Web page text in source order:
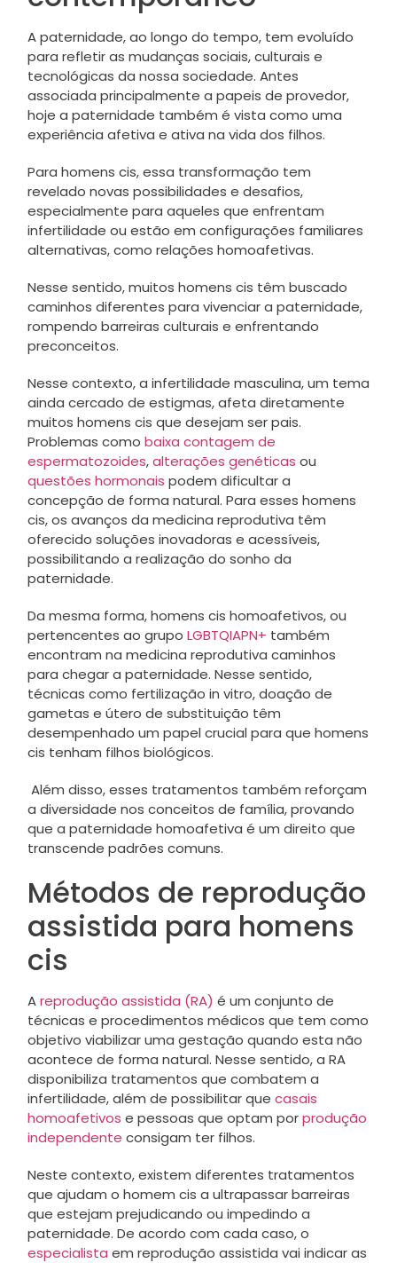
A paternidade, ao longo do tempo, tem evoluído
para refletir as mudanças sociais, culturais e
tecnológicas da nossa sociedade. Antes
associada principalmente a papeis de provedor,
hoje a paternidade também é vista como uma
experiência afetiva e ativa na vida dos filhos.
Para homens cis, essa transformação tem
revelado novas possibilidades e desafios,
especialmente para aqueles que enfrentam
infertilidade ou estão em configurações familiares
alternativas, como relações homoafetivas.
Nesse sentido, muitos homens cis têm buscado
caminhos diferentes para vivenciar a paternidade,
rompendo barreiras culturais e enfrentando
preconceitos.
Nesse contexto, a infertilidade masculina, um tema
ainda cercado de estigmas, afeta diretamente
muitos homens cis que desejam ser pais.
Problemas como baixa contagem de
espermatozoides,alterações genéticas ou
questões hormonais podem dificultar a
concepção de forma natural. Para esses homens
cis, os avanços da medicina reprodutiva têm
oferecido soluções inovadoras e acessíveis,
possibilitando a realização do sonho da
paternidade.
Da mesma forma, homens cis homoafetivos, ou
pertencentes ao grupo LGBTQIAPN+ também
encontram na medicina reprodutiva caminhos
para chegar a paternidade. Nesse sentido,
técnicas como fertilização in vitro, doação de
gametas e útero de substituição têm
desempenhado um papel crucial para que homens
cis tenham filhos biológicos.
Além disso, esses tratamentos também reforçam
a diversidade nos conceitos de família, provando
que a paternidade homoafetiva é um direito que
transcende padrões comuns.
Métodos de reprodução
assistida para homens
cis
Areprodução assistida (RA) é um conjunto de
técnicas e procedimentos médicos que tem como
objetivo viabilizar uma gestação quando esta não
acontece de forma natural. Nesse sentido, a RA
disponibiliza tratamentos que combatem a
infertilidade, além de possibilitar que casais
homoafetivos e pessoas que optam porprodução
independente consigam ter filhos.
Neste contexto, existem diferentes tratamentos
que ajudam o homem cis a ultrapassar barreiras
que estejam prejudicando ou impedindo a
paternidade. De acordo com cada caso, o
especialista em reprodução assistida vai indicar as